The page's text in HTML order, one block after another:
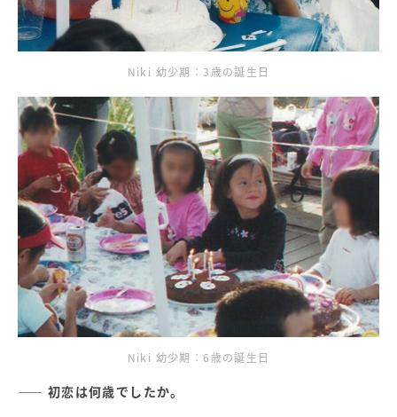
Niki 幼少期：3歳の誕生日
Niki 幼少期：6歳の誕生日
―― 初恋は何歳でしたか。